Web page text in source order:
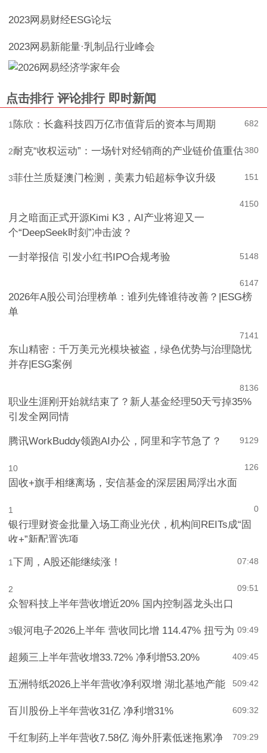
2023网易财经ESG论坛
2023网易新能量·乳制品行业峰会
点击排行 评论排行 即时新闻
682
1 陈欣：长鑫科技四万亿市值背后的资本与周期
380
2耐克“收权运动”：一场针对经销商的产业链价值重估
151
3菲仕兰质疑澳门检测，美素力铅超标争议升级
150
4
月之暗面正式开源Kimi K3，AI产业将迎又一
个“DeepSeek时刻”冲击波？
148
5
一封举报信 引发小红书IPO合规考验
147
6
2026年A股公司治理榜单：谁列先锋谁待改善？|ESG榜
单
141
7
东山精密：千万美元光模块被盗，绿色优势与治理隐忧
并存|ESG案例
136
8
职业生涯刚开始就结束了？新人基金经理50天亏掉35%
引发全网同情
129
9
腾讯WorkBuddy领跑AI办公，阿里和字节急了？
126
10
固收+旗手相继离场，安信基金的深层困局浮出水面
0
1
银行理财资金批量入场工商业光伏，机构间REITs成“固
收+”新配置选项
07:48
1下周，A股还能继续涨！
09:51
2
众智科技上半年营收增近20% 国内控制器龙头出口
09:49
3银河电子2026上半年 营收同比增 114.47% 扭亏为
09:45
4
超频三上半年营收增33.72% 净利增53.20%
09:42
5
五洲特纸2026上半年营收净利双增 湖北基地产能
09:32
6
百川股份上半年营收31亿 净利增31%
09:29
7
千红制药上半年营收7.58亿 海外肝素低迷拖累净